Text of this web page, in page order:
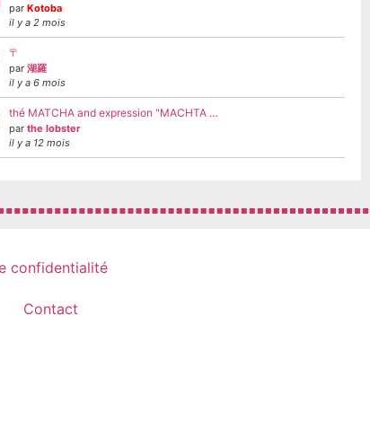
parKotoba
il y a 2 mois
〒
par湖羅
il y a 6 mois
thé MATCHA and expression "MACHTA …
parthe lobster
il y a 12 mois
confidentialité
Contact